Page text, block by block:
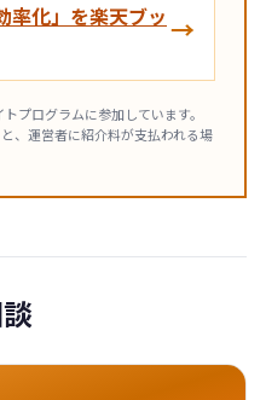
率化」を楽天ブッ →
プログラムに参加しています。
、運営者に紹介料が支払われる場